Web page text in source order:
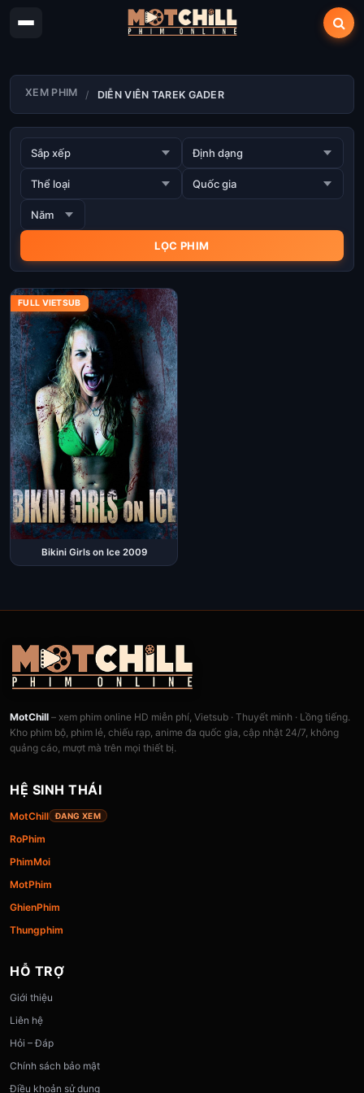
XEM PHIM DIỄN VIÊN TAREK GADER
FULL VIETSUB
Bikini Girls on Ice 2009
MotChill – xem phim online HD miễn phí, Vietsub · Thuyết minh · Lồng tiếng.
Kho phim bộ, phim lẻ, chiếu rạp, anime đa quốc gia, cập nhật 24/7, không
quảng cáo, mượt mà trên mọi thiết bị.
HỆ SINH THÁI
MotChill ĐANG XEM
RoPhim
PhimMoi
MotPhim
GhienPhim
Thungphim
HỖ TRỢ
Giới thiệu
Liên hệ
Hỏi – Đáp
Chính sách bảo mật
Điều khoản sử dụng